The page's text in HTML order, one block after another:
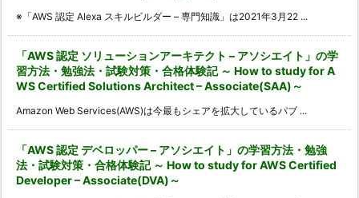
※「AWS 認定 Alexa スキルビルダー – 専門知識」は2021年3月22 ...
「AWS 認定 ソリューションアーキテクト – アソシエイト」の学
習方法・勉強法・試験対策・合格体験記 ～ How to study for A
WS Certified Solutions Architect – Associate(SAA)～
Amazon Web Services(AWS)は今最もシェアを拡大しているパブ ...
「AWS 認定 デベロッパー – アソシエイト」の学習方法・勉強
法・試験対策・合格体験記 ～ How to study for AWS Certified
Developer – Associate(DVA)～